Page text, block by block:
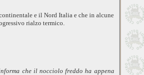
e il Nord Italia e che in alcune
rialzo termico.
che il nocciolo freddo ha appena